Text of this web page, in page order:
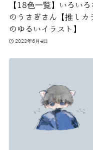
【18色一覧】いろい
のうさぎさん【推しカ
のゆるいイラスト】
2023年6月4日